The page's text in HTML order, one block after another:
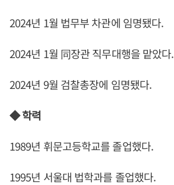
2024년 1월 법무부 차관에 임명됐다.
2024년 1월 同장관 직무대행을 맡았다.
2024년 9월 검찰총장에 임명됐다.
◆ 학력
1989년 휘문고등학교를 졸업했다.
1995년 서울대 법학과를 졸업했다.